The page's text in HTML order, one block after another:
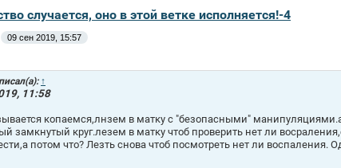
случается, оно в этой ветке исполняется!-4
09 сен 2019, 15:57
↑
11:58
копаемся,лнзем в матку с "безопасными"
замкнутый круг.лезем в матку чтоб проверить нет ли
потом что? Лезть снова чтоб посмотреть нет ли